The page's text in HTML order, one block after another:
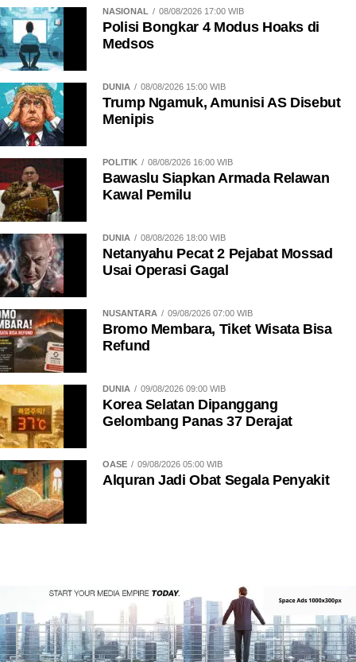
NASIONAL 08/08/2026 17:00 WIB
Polisi Bongkar 4 Modus Hoaks di
Medsos
DUNIA 08/08/2026 15:00 WIB
Trump Ngamuk, Amunisi AS Disebut
Menipis
POLITIK 08/08/2026 16:00 WIB
Bawaslu Siapkan Armada Relawan
Kawal Pemilu
DUNIA 08/08/2026 18:00 WIB
Netanyahu Pecat 2 Pejabat Mossad
Usai Operasi Gagal
NUSANTARA 09/08/2026 07:00 WIB
Bromo Membara, Tiket Wisata Bisa
Refund
DUNIA 09/08/2026 09:00 WIB
Korea Selatan Dipanggang
Gelombang Panas 37 Derajat
OASE 09/08/2026 05:00 WIB
Alquran Jadi Obat Segala Penyakit